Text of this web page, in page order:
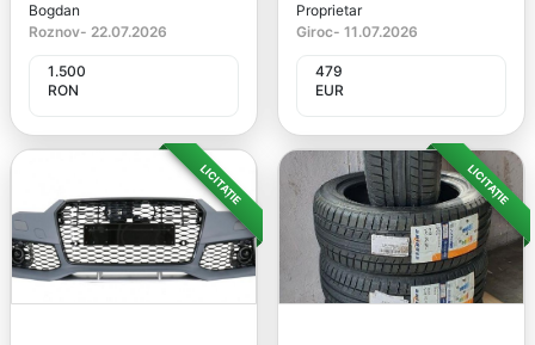
Bogdan
Roznov- 22.07.2026
1.500
RON
Proprietar
Giroc- 11.07.2026
479
EUR
LICITAȚIE LICITAȚIE